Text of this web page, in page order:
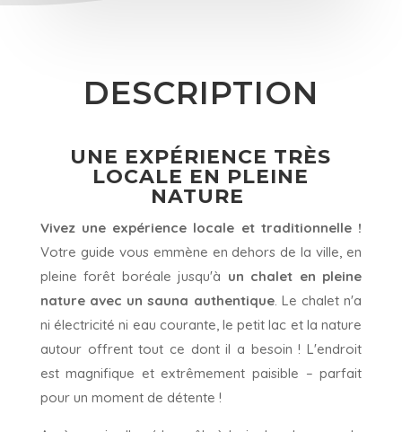
DESCRIPTION
UNE EXPÉRIENCE TRÈS
LOCALE EN PLEINE
NATURE
Vivez une expérience locale et traditionnelle !
Votre guide vous emmène en dehors de la ville, en
pleine forêt boréale jusqu'à un chalet en pleine
nature avec un sauna authentique. Le chalet n'a
ni électricité ni eau courante, le petit lac et la nature
autour offrent tout ce dont il a besoin ! L'endroit
est magnifique et extrêmement paisible – parfait
pour un moment de détente !